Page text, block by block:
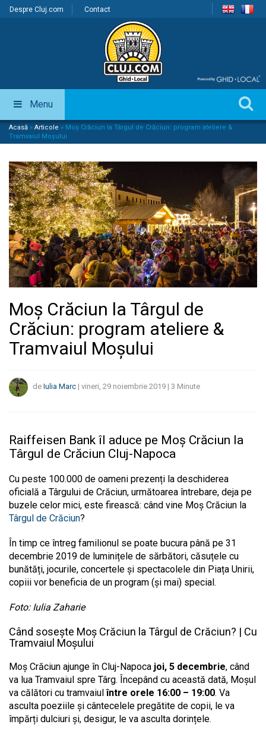
Despre Cluj.com Contact
Menu
Acasă » Articole » Moș Crăciun la Târgul de Crăciun: program ateliere &
Tramvaiul Moșului
Moș Crăciun la Târgul de
Crăciun: program ateliere &
Tramvaiul Moșului
de Iulia Marc | vineri, 29 noiembrie 2019 | 3 Minute
Raiffeisen Bank îl aduce pe Moș Crăciun la
Târgul de Crăciun Cluj-Napoca
Cu peste 100.000 de oameni prezenți la deschiderea
oficială a Târgului de Crăciun, următoarea întrebare, deja pe
buzele celor mici, este firească: când vine Moș Crăciun la
Târgul de Crăciun?
În timp ce întreg familionul se poate bucura până pe 31
decembrie 2019 de luminițele de sărbători, căsuțele cu
bunătăți, jocurile, concertele și spectacolele din Piața Unirii,
copiii vor beneficia de un program (și mai) special.
Foto: Iulia Zaharie
Când sosește Moș Crăciun la Târgul de Crăciun? | Cu
Tramvaiul Moșului
Moș Crăciun ajunge în Cluj-Napoca joi, 5 decembrie, când
va lua Tramvaiul spre Târg. Începând cu această dată, Moșul
va călători cu tramvaiulîntre orele 16:00 – 19:00. Va
asculta poeziile și cântecelele pregătite de copii, le va
împărți dulciuri și, desigur, le va asculta dorințele.